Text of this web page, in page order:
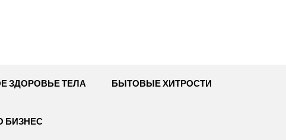
ЗДОРОВЬЕ ТЕЛА БЫТОВЫЕ ХИТРОСТИ
БИЗНЕС